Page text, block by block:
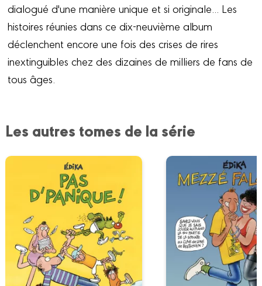
dialogué d'une manière unique et si originale... Les
histoires réunies dans ce dix-neuvième album
déclenchent encore une fois des crises de rires
inextinguibles chez des dizaines de milliers de fans de
tous âges.
Les autres tomes de la série